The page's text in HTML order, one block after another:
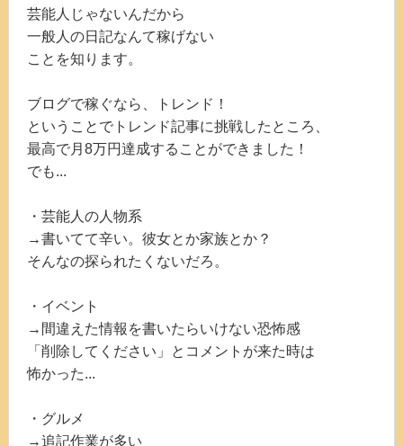
芸能人じゃないんだから
一般人の日記なんて稼げない
ことを知ります。
ブログで稼ぐなら、トレンド！
ということでトレンド記事に挑戦したところ、
最高で月8万円達成することができました！
でも...
・芸能人の人物系
→書いてて辛い。彼女とか家族とか？
そんなの探られたくないだろ。
・イベント
→間違えた情報を書いたらいけない恐怖感
「削除してください」とコメントが来た時は
怖かった...
・グルメ
→追記作業が多い